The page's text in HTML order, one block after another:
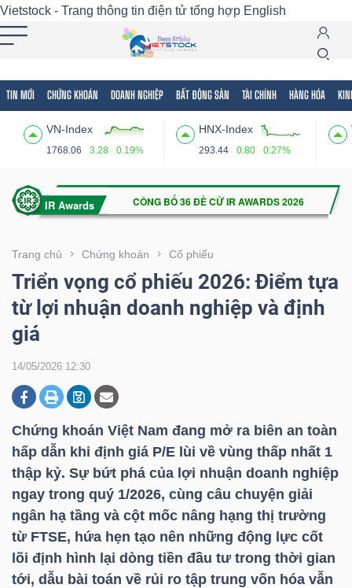
Vietstock - Trang thông tin điện tử tổng hợp English
TIN MỚI CHỨNG KHOÁN DOANH NGHIỆP BẤT ĐỘNG SẢN TÀI CHÍNH HÀNG HÓA
VN-Index
1768.06 3.28 0.19%
HNX-Index
293.44 0.80 0.27%
Trang chủ Chứng khoán Cổ phiếu
Triển vọng cổ phiếu 2026: Điểm tựa
từ lợi nhuận doanh nghiệp và định
giá
14/05/2026 12:30
Chứng khoán Việt Nam đang mở ra biên an toàn
hấp dẫn khi định giá P/E lùi về vùng thấp nhất 1
thập kỷ. Sự bứt phá của lợi nhuận doanh nghiệp
ngay trong quý 1/2026, cùng câu chuyện giải
ngân hạ tầng và cột mốc nâng hạng thị trường
từ FTSE, hứa hẹn tạo nên những động lực cốt
lõi định hình lại dòng tiền đầu tư trong thời gian
tới, dẫu bài toán về rủi ro tập trung vốn hóa vẫn
Tất cả Tính năng Ngành Mã chứng khoán
Tính
(-)
VIETSTOCK
CHỨNG
KHOÁN
DOANH
NGHIỆP
BẤT
ĐỘNG
SẢN